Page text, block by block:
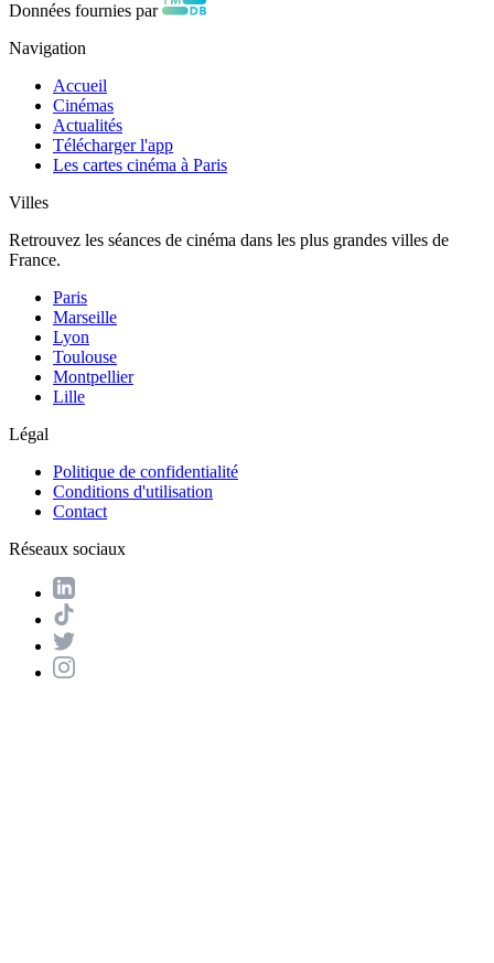
Données fournies par
Navigation
Accueil
Cinémas
Actualités
Télécharger l'app
Les cartes cinéma à Paris
Villes
Retrouvez les séances de cinéma dans les plus grandes villes de
France.
Paris
Marseille
Lyon
Toulouse
Montpellier
Lille
Légal
Politique de confidentialité
Conditions d'utilisation
Contact
Réseaux sociaux